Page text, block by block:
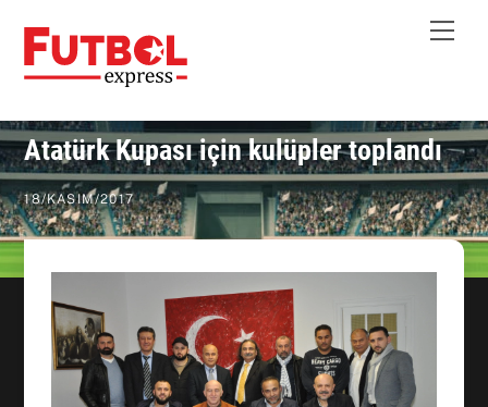
content
Atatürk Kupası için kulüpler toplandı
18/KASIM/2017